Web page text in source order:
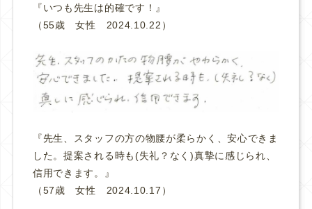
『いつも先生は的確です！ 』
（55歳 女性 2024.10.22）
『先生、スタッフの方の物腰が柔らかく、安心できま
した。提案される時も(失礼？なく)真摯に感じられ、
信用できます。 』
（57歳 女性 2024.10.17）